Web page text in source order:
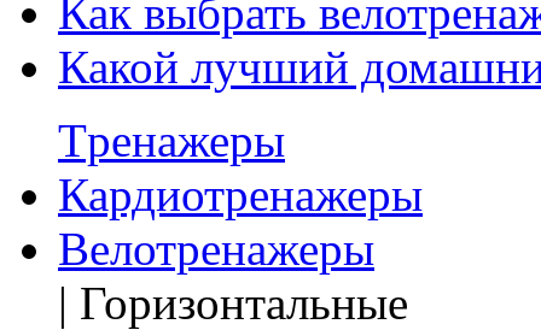
Как выбрать
Какой лучший
Tренажеры
Кардиотренажеры
Велотренажеры
| Горизонтальные